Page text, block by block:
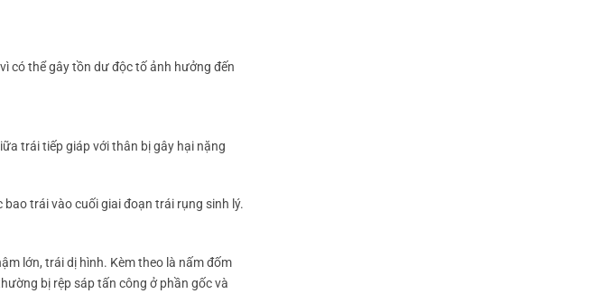
có thể gây tồn dư độc tố ảnh hưởng đến
trái tiếp giáp với thân bị gây hại nặng
trái vào cuối giai đoạn trái rụng sinh lý.
lớn, trái dị hình. Kèm theo là nấm đốm
bị rệp sáp tấn công ở phần gốc và